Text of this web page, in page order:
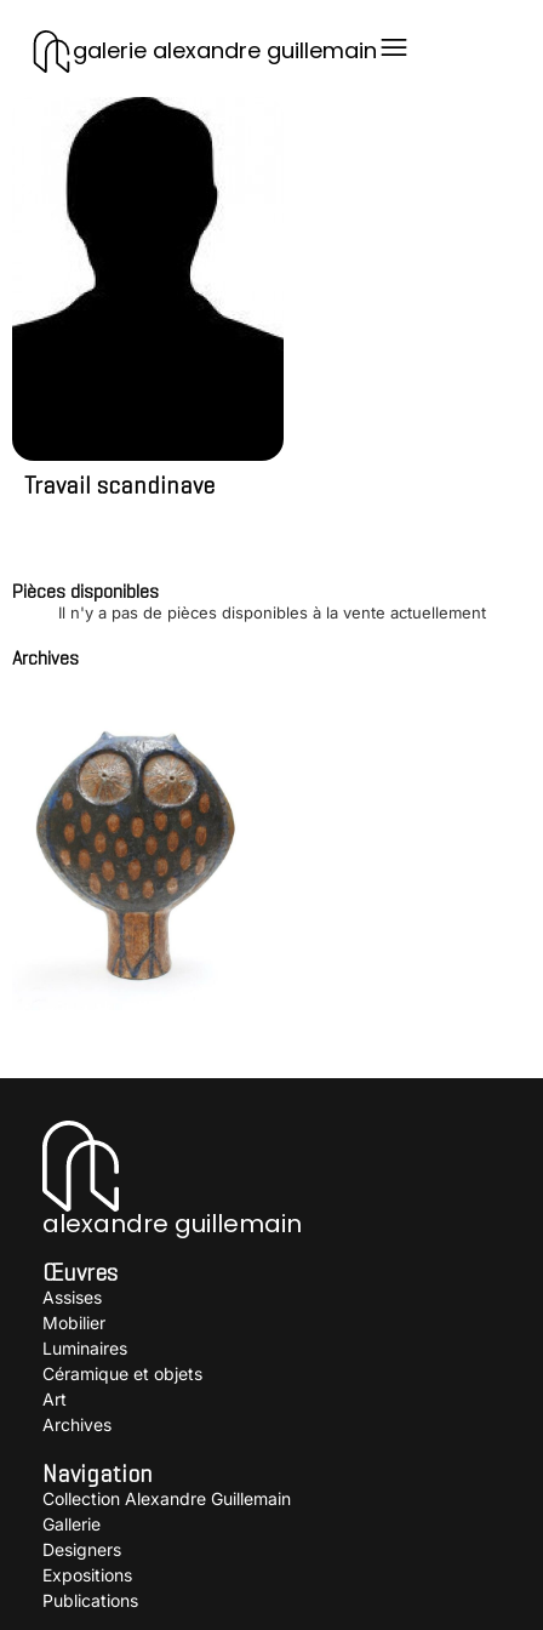
galerie alexandre guillemain
Travail scandinave
Pièces disponibles
Il n'y a pas de pièces disponibles à la vente actuellement
Archives
alexandre guillemain
Œuvres
Assises
Mobilier
Luminaires
Céramique et objets
Art
Archives
Navigation
Collection Alexandre Guillemain
Gallerie
Designers
Expositions
Publications